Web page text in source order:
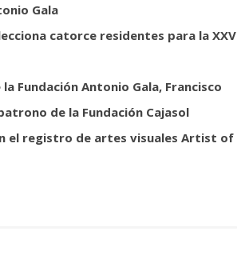
Gala
catorce residentes para la XXV
Fundación Antonio Gala, Francisco
de la Fundación Cajasol
el registro de artes visuales Artist of